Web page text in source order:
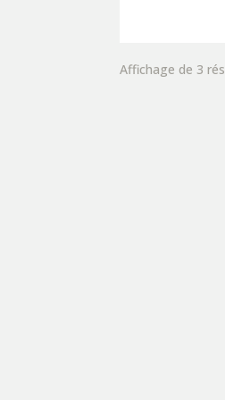
Affichage de 3